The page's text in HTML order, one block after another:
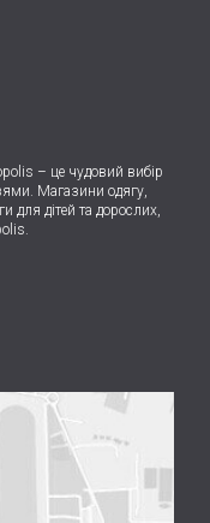
– це чудовий вибір
Магазини одягу,
для дітей та дорослих,